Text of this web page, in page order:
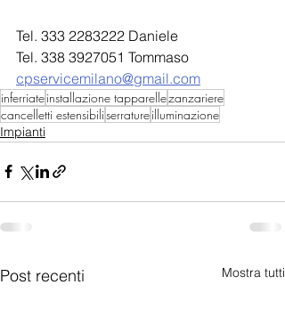
Tel. 333 2283222 Daniele
Tel. 338 3927051 Tommaso
cpservicemilano@gmail.com
inferriateinstallazione tapparellezanzariere
cancelletti estensibiliserratureilluminazione
Impianti
Post recenti Mostra tutti